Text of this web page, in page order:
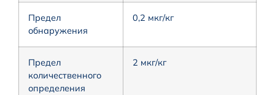
Предел
обнаружения
0,2 мкг/кг
Предел
количественного
определения
2 мкг/кг